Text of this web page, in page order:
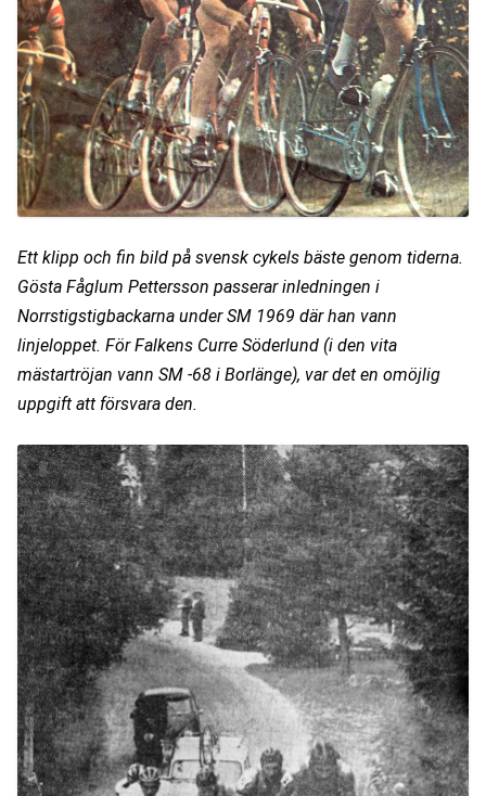
Ett klipp och fin bild på svensk cykels bäste genom tiderna.
Gösta Fåglum Pettersson passerar inledningen i
Norrstigstigbackarna under SM 1969 där han vann
linjeloppet. För Falkens Curre Söderlund (i den vita
mästartröjan vann SM -68 i Borlänge), var det en omöjlig
uppgift att försvara den.